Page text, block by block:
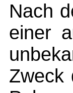
Nach
einer
Zweck